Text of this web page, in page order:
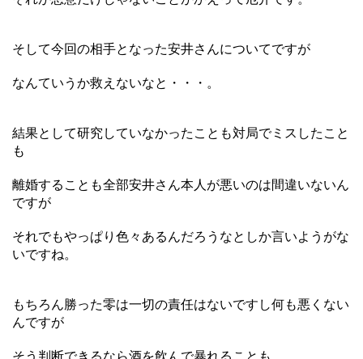
そして今回の相手となった安井さんについてですが
なんていうか救えないなと・・・。
結果として研究していなかったことも対局でミスしたこと
も
離婚することも全部安井さん本人が悪いのは間違いないん
ですが
それでもやっぱり色々あるんだろうなとしか言いようがな
いですね。
もちろん勝った零は一切の責任はないですし何も悪くない
んですが
そう判断できるなら酒を飲んで暴れることも